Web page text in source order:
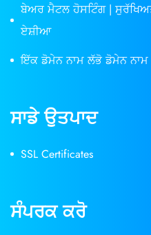
ਬੇਅਰ ਮੈਟਲ ਹੋਸਟਿੰਗ |
ਏਸ਼ੀਆ
ਇੱਕ ਡੋਮੇਨ ਨਾਮ ਲੱਭੋ ਡੋਮੇਨ
ਸਾਡੇ ਉਤਪਾਦ
SSL Certificates
ਸੰਪਰਕ ਕਰੋ